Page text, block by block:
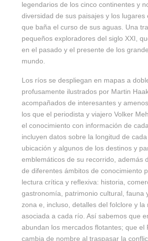
legendarios de los cinco continentes y
diversidad de sus paisajes y los lugares
que baña el curso de sus aguas. Una
pequeños exploradores del siglo XXI,
en el pasado y el presente de los
mundo.
Los ríos se despliegan en mapas a
profusamente ilustrados por Martin
acompañados de interesantes y
los que el periodista y viajero Volker
el conocimiento con información de
incluyen datos sobre la longitud de
ubicación y algunos de los destinos y
emblemáticos de su recorrido, además
de diferentes ámbitos de conocimiento
lectura crítica y reflexiva: historia,
gastronomía, patrimonio cultural, fauna
zona e, incluso, detalles del folclore y la
asociada a cada río. Así sabemos que
abundan los mercados flotantes; que el
cambia de nombre al traspasar la